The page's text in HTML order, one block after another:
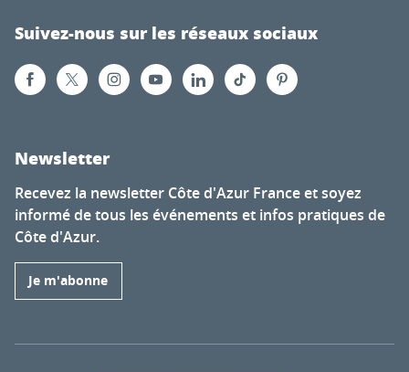
Suivez-nous sur les réseaux sociaux
Newsletter
Recevez la newsletter Côte d'Azur France et soyez
informé de tous les événements et infos pratiques de
Côte d'Azur.
Je m'abonne